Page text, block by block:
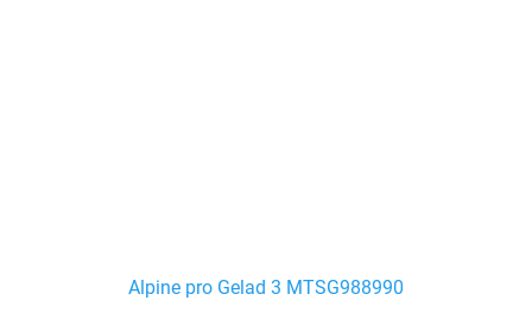
Alpine pro Gelad 3 MTSG988990